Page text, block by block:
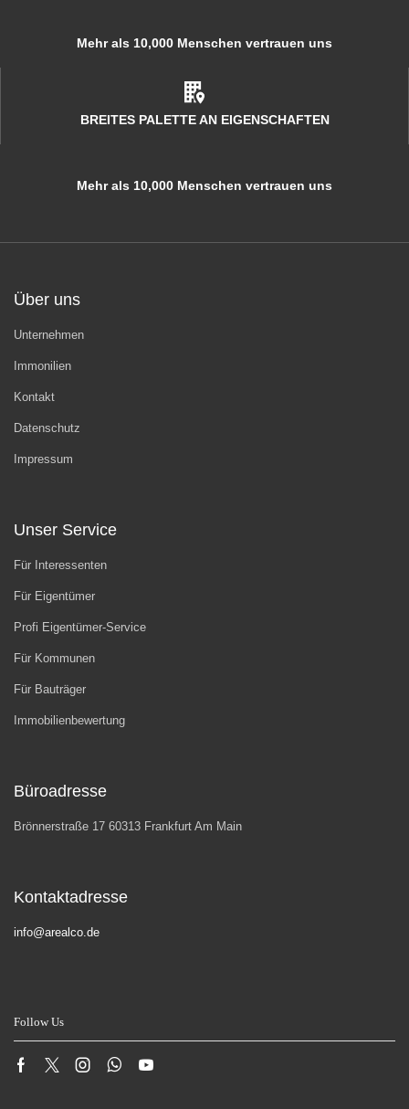
Mehr als 10,000 Menschen vertrauen uns
BREITES PALETTE AN EIGENSCHAFTEN
Mehr als 10,000 Menschen vertrauen uns
Über uns
Unternehmen
Immonilien
Kontakt
Datenschutz
Impressum
Unser Service
Für Interessenten
Für Eigentümer
Profi Eigentümer-Service
Für Kommunen
Für Bauträger
Immobilienbewertung
Büroadresse
Brönnerstraße 17 60313 Frankfurt Am Main
Kontaktadresse
info@arealco.de
Follow Us